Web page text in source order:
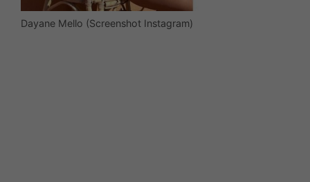
Dayane Mello (Screenshot Instagram)